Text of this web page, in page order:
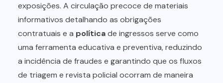
exposições. A circulação precoce de materiais
informativos detalhando as obrigações
contratuais e a políticade ingressos serve como
uma ferramenta educativa e preventiva, reduzindo
a incidência de fraudes e garantindo que os fluxos
de triagem e revista policial ocorram de maneira